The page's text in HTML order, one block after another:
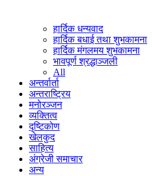
हार्दिक धन्यवाद
हार्दिक बधाई तथा शुभकामना
हार्दिक मंगलमय शुभकामना
भावपूर्ण श्रद्धाञ्जली
All
अन्तर्वार्ता
अन्तराष्ट्रिय
मनोरञ्जन
व्यक्तित्व
दृष्टिकोण
खेलकुद
साहित्य
अंग्रेजी समाचार
अन्य